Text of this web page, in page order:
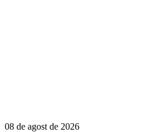
08 de agost de 2026